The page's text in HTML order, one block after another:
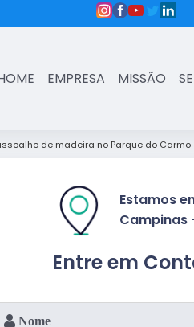
3431-7374
EMPRESA MISSÃO
de madeira no Parque do Carmo
Entre em
Estamos
Campinas